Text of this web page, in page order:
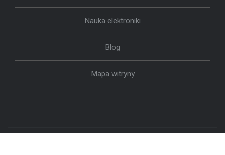
Nauka elektroniki
Blog
Mapa witryny